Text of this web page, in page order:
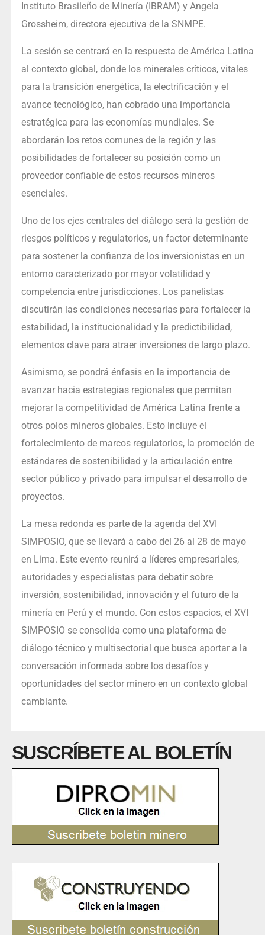
Instituto Brasileño de Minería (IBRAM) y Angela
Grossheim, directora ejecutiva de la SNMPE.
La sesión se centrará en la respuesta de América Latina
al contexto global, donde los minerales críticos, vitales
para la transición energética, la electrificación y el
avance tecnológico, han cobrado una importancia
estratégica para las economías mundiales. Se
abordarán los retos comunes de la región y las
posibilidades de fortalecer su posición como un
proveedor confiable de estos recursos mineros
esenciales.
Uno de los ejes centrales del diálogo será la gestión de
riesgos políticos y regulatorios, un factor determinante
para sostener la confianza de los inversionistas en un
entorno caracterizado por mayor volatilidad y
competencia entre jurisdicciones. Los panelistas
discutirán las condiciones necesarias para fortalecer la
estabilidad, la institucionalidad y la predictibilidad,
elementos clave para atraer inversiones de largo plazo.
Asimismo, se pondrá énfasis en la importancia de
avanzar hacia estrategias regionales que permitan
mejorar la competitividad de América Latina frente a
otros polos mineros globales. Esto incluye el
fortalecimiento de marcos regulatorios, la promoción de
estándares de sostenibilidad y la articulación entre
sector público y privado para impulsar el desarrollo de
proyectos.
La mesa redonda es parte de la agenda del XVI
SIMPOSIO, que se llevará a cabo del 26 al 28 de mayo
en Lima. Este evento reunirá a líderes empresariales,
autoridades y especialistas para debatir sobre
inversión, sostenibilidad, innovación y el futuro de la
minería en Perú y el mundo. Con estos espacios, el XVI
SIMPOSIO se consolida como una plataforma de
diálogo técnico y multisectorial que busca aportar a la
conversación informada sobre los desafíos y
oportunidades del sector minero en un contexto global
cambiante.
SUSCRÍBETE AL BOLETÍN